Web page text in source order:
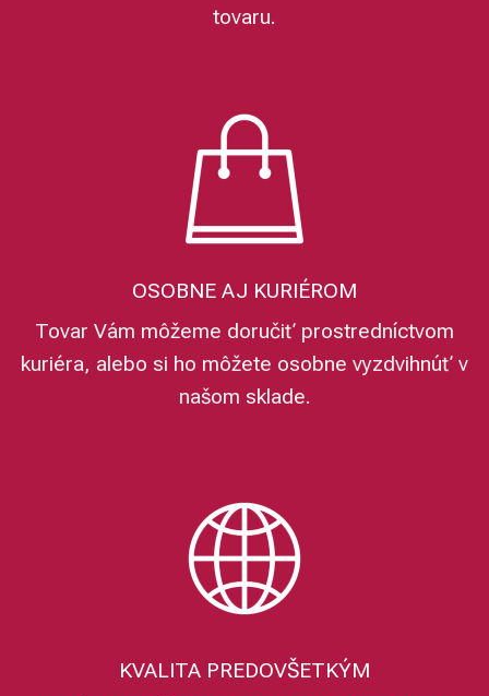
tovaru.
OSOBNE AJ KURIÉROM
Tovar Vám môžeme doručiť prostredníctvom
kuriéra, alebo si ho môžete osobne vyzdvihnúť v
našom sklade.
KVALITA PREDOVŠETKÝM